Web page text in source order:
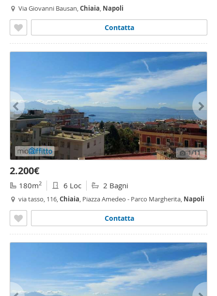
Via Giovanni Bausan,Chiaia, Napoli
Contatta
1/11
2.200€
180m2 6 Loc 2 Bagni
via tasso, 116,Chiaia, Piazza Amedeo - Parco Margherita, Napoli
Contatta